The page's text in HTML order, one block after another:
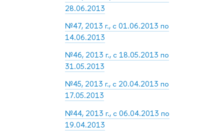
28.06.2013
№47, 2013 г., с 01.06.2013 по
14.06.2013
№46, 2013 г., с 18.05.2013 по
31.05.2013
№45, 2013 г., с 20.04.2013 по
17.05.2013
№44, 2013 г., с 06.04.2013 по
19.04.2013